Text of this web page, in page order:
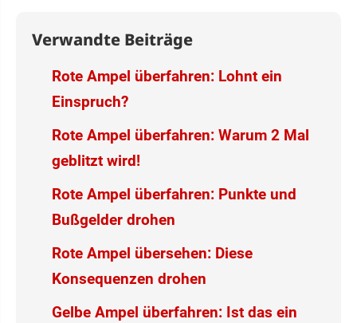
Verwandte Beiträge
Rote Ampel überfahren: Lohnt ein
Einspruch?
Rote Ampel überfahren: Warum 2 Mal
geblitzt wird!
Rote Ampel überfahren: Punkte und
Bußgelder drohen
Rote Ampel übersehen: Diese
Konsequenzen drohen
Gelbe Ampel überfahren: Ist das ein